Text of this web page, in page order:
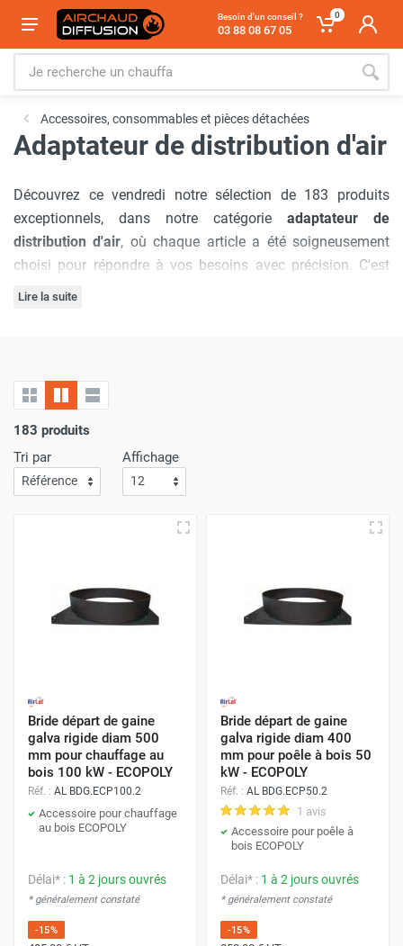
Besoin d'un conseil ?
03 88 08 67 05
0
Accessoires, consommables et pièces détachées
Adaptateur de distribution d'air
Découvrez ce vendredi notre sélection de 183 produits
exceptionnels, dans notre catégorie adaptateur de
distribution d'air, où chaque article a été soigneusement
choisi pour répondre à vos besoins avec précision. C'est
pour cela que nous avons sélectionné les marques :
inégalées à chaque visite. De plus, nous comprenons
l'importance
pourquoi nous nous assurons que votre commande arrive
à votre porte avecla plus grande efficacité
Faites vos achats sur Airchaud Diffusion pour une
expérience où l'excellence et la vitesse de livraison s'allient
à l'avantage de prix compétitifs.
Lire la suite
183 produits
Tri par
Affichage
Bride départ de gaine
galva rigide diam 500
mm pour chauffage au
bois 100 kW - ECOPOLY
Réf. : AL BDG.ECP100.2
Accessoire pour chauffage
au bois ECOPOLY
Délai* : 1 à 2 jours ouvrés
* généralement constaté
-15%
Bride départ de gaine
galva rigide diam 400
mm pour poêle à bois 50
kW - ECOPOLY
Réf. : AL BDG.ECP50.2
1 avis
Accessoire pour poêle à
bois ECOPOLY
Délai* : 1 à 2 jours ouvrés
* généralement constaté
-15%